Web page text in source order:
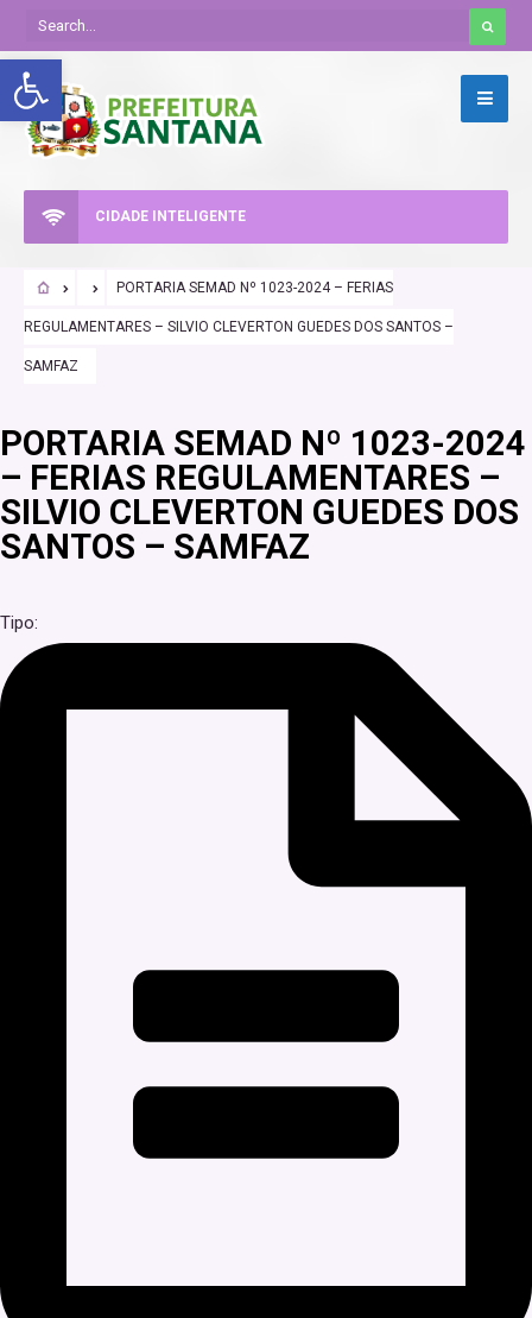
Abrir a barra de ferramentas
CIDADE INTELIGENTE
PORTARIA SEMAD Nº 1023-2024 – FERIAS
REGULAMENTARES – SILVIO CLEVERTON GUEDES DOS SANTOS –
SAMFAZ
PORTARIA SEMAD Nº 1023-2024
– FERIAS REGULAMENTARES –
SILVIO CLEVERTON GUEDES DOS
SANTOS – SAMFAZ
Tipo: